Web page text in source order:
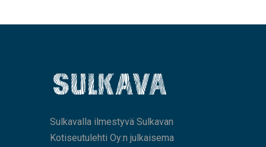
Sulkavalla ilmestyvä Sulkavan
Kotiseutulehti Oy:n julkaisema